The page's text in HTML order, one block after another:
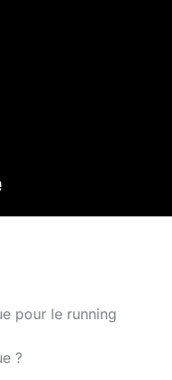
pour le running
?